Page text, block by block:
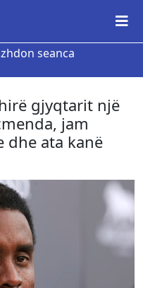
seanca
gjyqtarit një
jam
dhe ata kanë